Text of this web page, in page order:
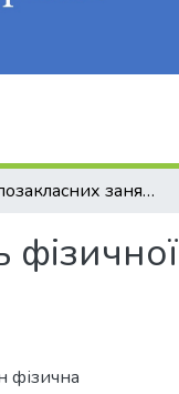
Вплив позакласних занять футболом на рівень фізичної підготовленості хлопчиків 6 класів
фізична